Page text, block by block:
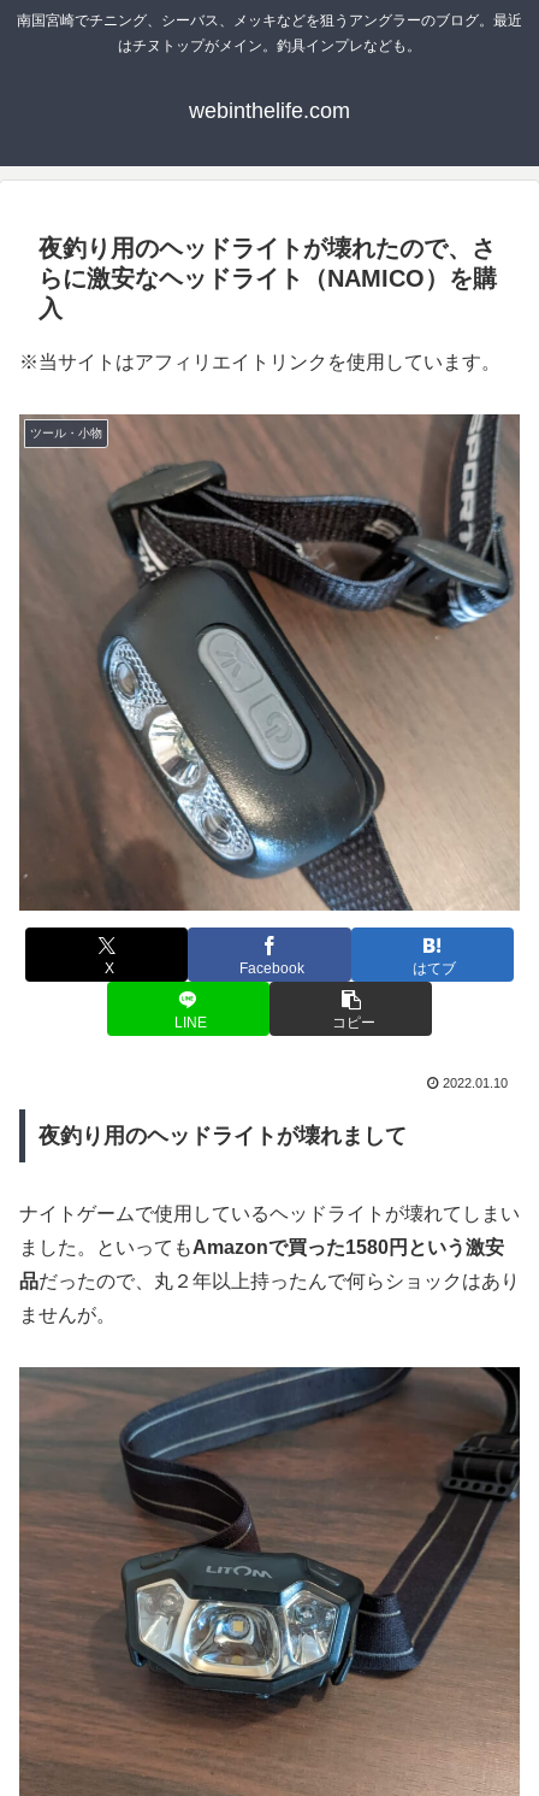
南国宮崎でチニング、シーバス、メッキなどを狙うアングラーのブログ。最近
はチヌトップがメイン。釣具インプレなども。
webinthelife.com
夜釣り用のヘッドライトが壊れたので、さ
らに激安なヘッドライト（NAMICO）を購
入
※当サイトはアフィリエイトリンクを使用しています。
ツール・小物
X Facebook はてブ
LINE コピー
2022.01.10
夜釣り用のヘッドライトが壊れまして
ナイトゲームで使用しているヘッドライトが壊れてしまい
ました。といってもAmazonで買った1580円という激安
品だったので、丸２年以上持ったんで何らショックはあり
ませんが。